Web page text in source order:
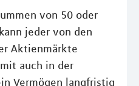
von 50 oder
jeder von den
Aktienmärkte
auch in der
Vermögen langfristig